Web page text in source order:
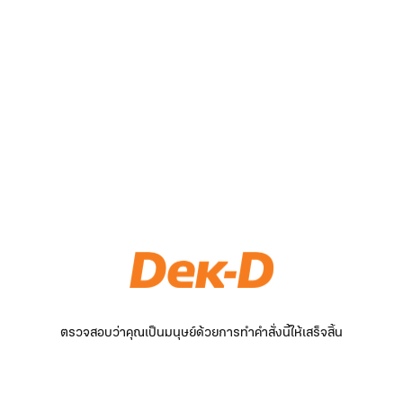
ตรวจสอบว่าคุณเป็นมนุษย์ด้วยการทำคำสั่งนี้ให้เสร็จสิ้น